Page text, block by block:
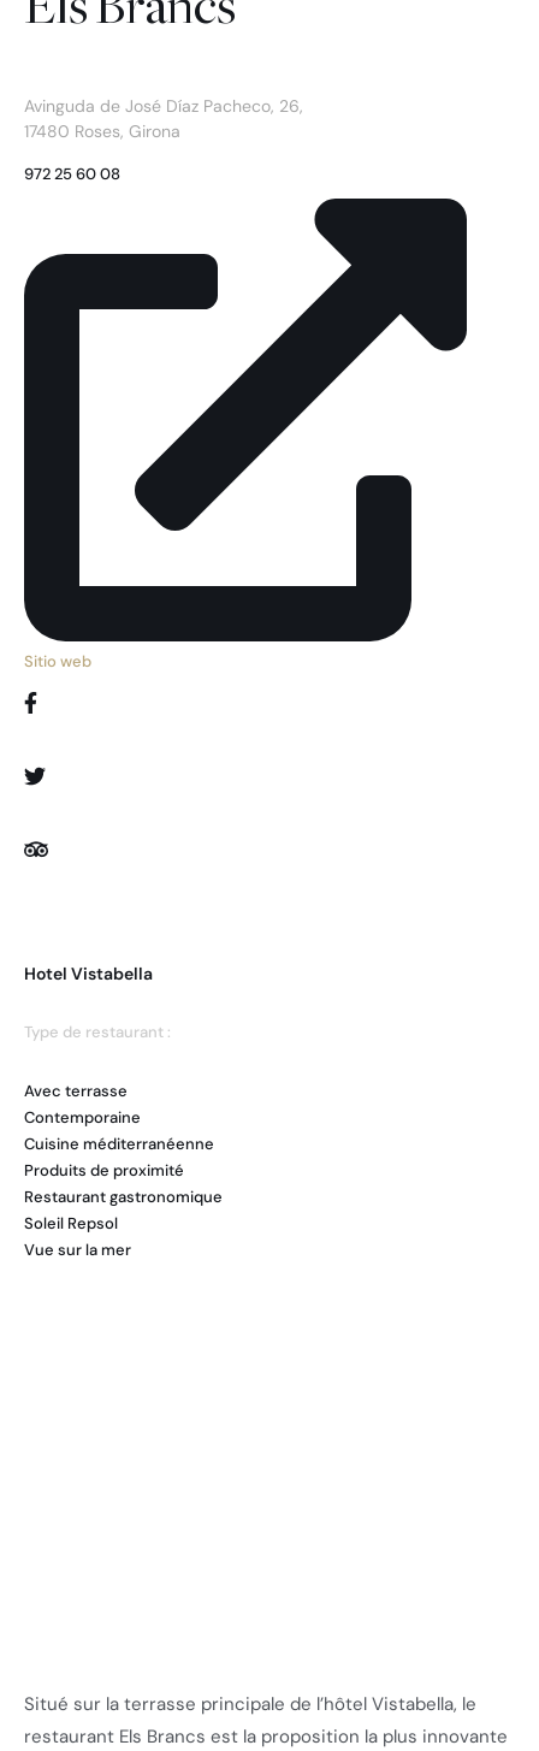
Avinguda de José Díaz Pacheco, 26,
17480 Roses, Girona
972 25 60 08
Sitio web
Hotel Vistabella
Type de restaurant :
Avec terrasse
Contemporaine
Cuisine méditerranéenne
Produits de proximité
Restaurant gastronomique
Soleil Repsol
Vue sur la mer
Situé sur la terrasse principale de l’hôtel Vistabella, le
restaurant Els Brancs est la proposition la plus innovante